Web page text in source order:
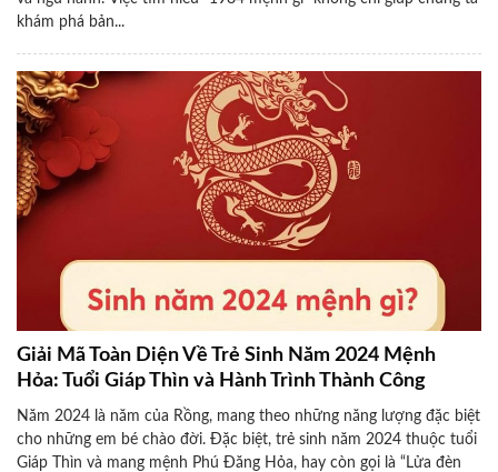
khám phá bản...
Giải Mã Toàn Diện Về Trẻ Sinh Năm 2024 Mệnh
Hỏa: Tuổi Giáp Thìn và Hành Trình Thành Công
Năm 2024 là năm của Rồng, mang theo những năng lượng đặc biệt
cho những em bé chào đời. Đặc biệt, trẻ sinh năm 2024 thuộc tuổi
Giáp Thìn và mang mệnh Phú Đăng Hỏa, hay còn gọi là “Lửa đèn